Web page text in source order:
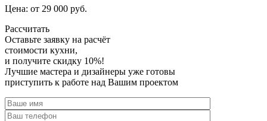
Цена: от 29 000 руб.
Рассчитать
Оставьте заявку на расчёт
стоимости кухни,
и получите скидку 10%!
Лучшие мастера и дизайнеры уже готовы
приступить к работе над Вашим проектом